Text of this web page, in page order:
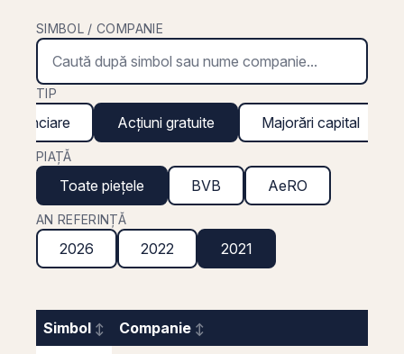
SIMBOL / COMPANIE
TIP
financiare Acțiuni gratuite Majorări capital
PIAȚĂ
Toate piețele BVB AeRO
AN REFERINȚĂ
2026 2022 2021
Simbol Companie